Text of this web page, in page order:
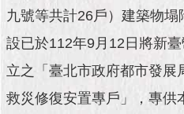
及
成
果
市
政
九號等共計26戶）建築物
設已於112年9月12日將新
立之「臺北市政府都市發展
救災修復安置專戶」，專供